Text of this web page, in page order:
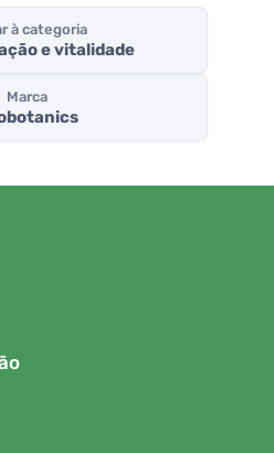
à categoria
e vitalidade
Marca